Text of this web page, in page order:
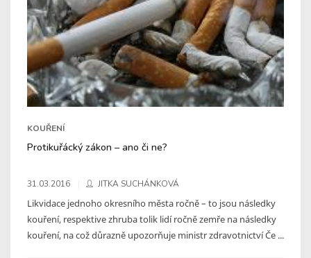
KOUŘENÍ
Protikuřácký zákon – ano či ne?
31.03.2016 JITKA SUCHÁNKOVÁ
Likvidace jednoho okresního města ročně – to jsou následky
kouření, respektive zhruba tolik lidí ročně zemře na následky
kouření, na což důrazně upozorňuje ministr zdravotnictví Če ...